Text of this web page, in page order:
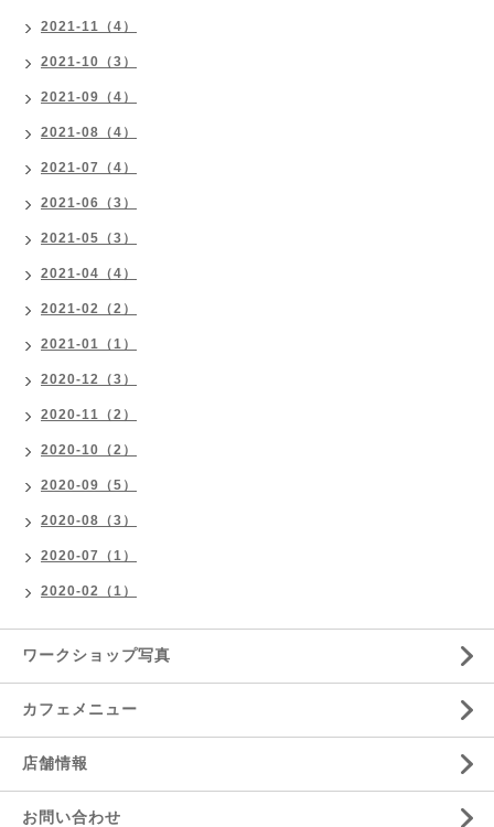
2021-11（4）
2021-10（3）
2021-09（4）
2021-08（4）
2021-07（4）
2021-06（3）
2021-05（3）
2021-04（4）
2021-02（2）
2021-01（1）
2020-12（3）
2020-11（2）
2020-10（2）
2020-09（5）
2020-08（3）
2020-07（1）
2020-02（1）
ワークショップ写真
カフェメニュー
店舗情報
お問い合わせ